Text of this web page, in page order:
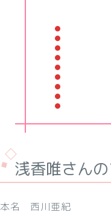
浅香唯さん
本名 西川亜紀